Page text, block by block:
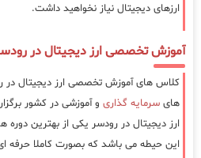
ارزهای دیجیتال نیاز نخواهید داشت.
آموزش تخصصی ارز دیجیتال در
کلاس های آموزش تخصصی ارز دیجیتال در
های سرمایه گذاری و آموزشی در کشور
ارز دیجیتال در رودسر یکی از بهترین
این حیطه می باشد که بصورت کاملا حرفه